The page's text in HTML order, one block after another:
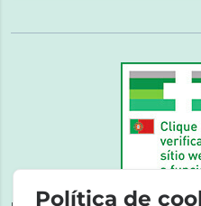
Política de